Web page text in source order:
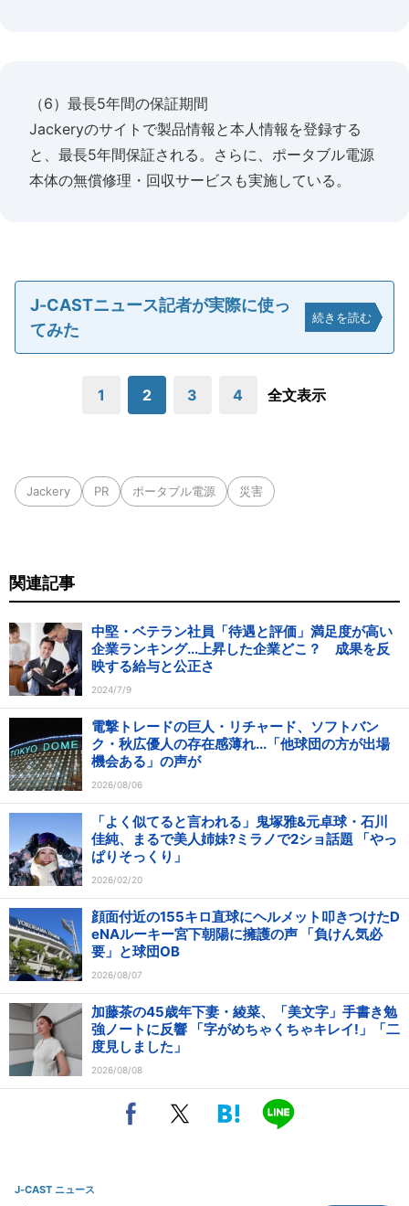
（6）最長5年間の保証期間
Jackeryのサイトで製品情報と本人情報を登録する
と、最長5年間保証される。さらに、ポータブル電源
本体の無償修理・回収サービスも実施している。
J-CASTニュース記者が実際に使っ
てみた
続きを読む
1 2 3 4 全文表示
Jackery PR ポータブル電源 災害
関連記事
中堅・ベテラン社員「待遇と評価」満足度が高い
企業ランキング...上昇した企業どこ？ 成果を反
映する給与と公正さ
2024/7/9
電撃トレードの巨人・リチャード、ソフトバン
ク・秋広優人の存在感薄れ...「他球団の方が出場
機会ある」の声が
2026/08/06
「よく似てると言われる」鬼塚雅&元卓球・石川
佳純、まるで美人姉妹?ミラノで2ショ話題 「やっ
ぱりそっくり」
2026/02/20
顔面付近の155キロ直球にヘルメット叩きつけたD
eNAルーキー宮下朝陽に擁護の声 「負けん気必
要」と球団OB
2026/08/07
加藤茶の45歳年下妻・綾菜、「美文字」手書き勉
強ノートに反響 「字がめちゃくちゃキレイ!」「二
度見しました」
2026/08/08
J-CAST ニュース